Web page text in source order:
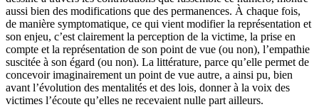
aussi bien des modifications que des permanences. À chaque fois,
de manière symptomatique, ce qui vient modifier la représentation et
son enjeu, c’est clairement la perception de la victime, la prise en
compte et la représentation de son point de vue (ou non), l’empathie
suscitée à son égard (ou non). La littérature, parce qu’elle permet de
concevoir imaginairement un point de vue autre, a ainsi pu, bien
avant l’évolution des mentalités et des lois, donner à la voix des
victimes l’écoute qu’elles ne recevaient nulle part ailleurs.